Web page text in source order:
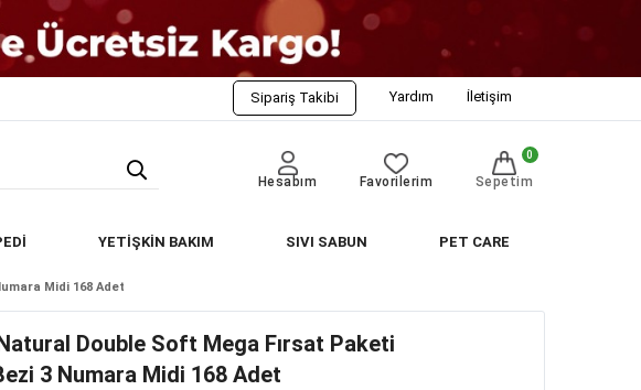
Sipariş Takibi Yardım İletişim
Hesabım Favorilerim Sepetim
0
YETİŞKİN BAKIM SIVI SABUN PET CARE
Midi 168 Adet
Double Soft Mega Fırsat Paketi
3 Numara Midi 168 Adet